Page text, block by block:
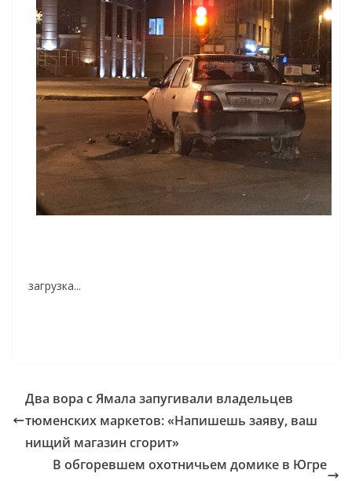
загрузка...
Два вора с Ямала запугивали владельцев
тюменских маркетов: «Напишешь заяву, ваш
нищий магазин сгорит»
В обгоревшем охотничьем домике в Югре